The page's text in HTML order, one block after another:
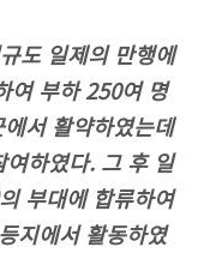
도 일제의 만행에
여 부하 250여 명
서 활약하였는데
하였다. 그 후 일
부대에 합류하여
지에서 활동하였